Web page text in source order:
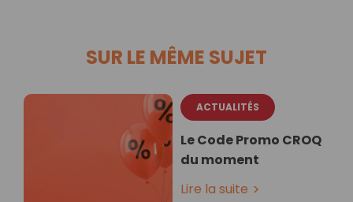
SUR LE MÊME SUJET
ACTUALITÉS
Le Code Promo CROQ
du moment
Lire la suite